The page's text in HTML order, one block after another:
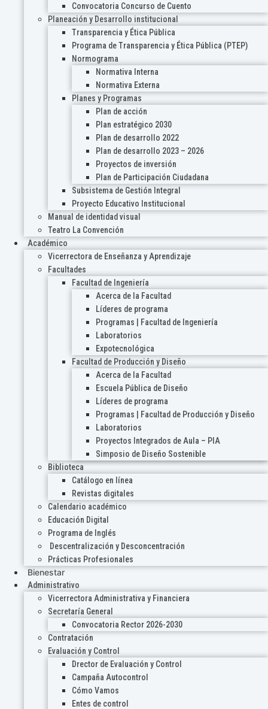
Convocatoria Concurso de Cuento
Planeación y Desarrollo institucional
Transparencia y Ética Pública
Programa de Transparencia y Ética Pública (PTEP)
Normograma
Normativa Interna
Normativa Externa
Planes y Programas
Plan de acción
Plan estratégico 2030
Plan de desarrollo 2022
Plan de desarrollo 2023 – 2026
Proyectos de inversión
Plan de Participación Ciudadana
Subsistema de Gestión Integral
Proyecto Educativo Institucional
Manual de identidad visual
Teatro La Convención
Académico
Vicerrectora de Enseñanza y Aprendizaje
Facultades
Facultad de Ingeniería
Acerca de la Facultad
Líderes de programa
Programas | Facultad de Ingeniería
Laboratorios
Expotecnológica
Facultad de Producción y Diseño
Acerca de la Facultad
Escuela Pública de Diseño
Líderes de programa
Programas | Facultad de Producción y Diseño
Laboratorios
Proyectos Integrados de Aula – PIA
Simposio de Diseño Sostenible
Biblioteca
Catálogo en línea
Revistas digitales
Calendario académico
Educación Digital
Programa de Inglés
Descentralización y Desconcentración
Prácticas Profesionales
Bienestar
Administrativo
Vicerrectora Administrativa y Financiera
Secretaría General
Convocatoria Rector 2026-2030
Contratación
Evaluación y Control
Drector de Evaluación y Control
Campaña Autocontrol
Cómo Vamos
Entes de control